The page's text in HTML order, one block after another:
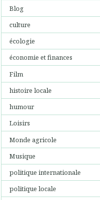
Blog
culture
écologie
économie et finances
Film
histoire locale
humour
Loisirs
Monde agricole
Musique
politique internationale
politique locale